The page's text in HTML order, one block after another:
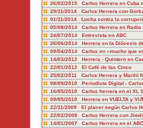
26/02/2015 Carlos Herrera en Cuba
29/11/2014 Carlos Herrera con
01/11/2014 Lucha contra la
05/08/2014 Carlos Herrera en Radio
24/07/2014 Entrevista en ABC
26/06/2014 Herrera en la Diócesis
09/04/2014 Carlos en «mucho que
14/03/2012 Herrera - Quintero en
22/01/2012 El Café de las Cinco
25/02/2011 Carlos Herrera y Mariló
08/09/2010 Periodista Digital -
16/05/2010 Carlos herrera en el XL
09/05/2010 Herrera en VUELTA y
22/11/2009 El placer según Carlos
22/02/2008 Carlos Herrera con
14/01/2007 Carlos Herrera en el ABC